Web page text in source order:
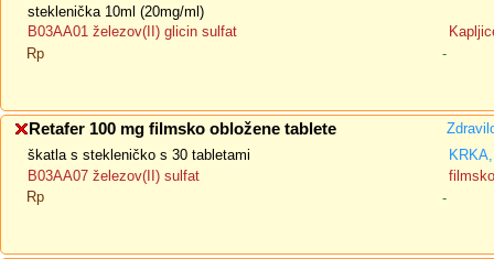
steklenička 10ml (20mg/ml)
B03AA01 železov(II) glicin sulfat
Rp
-
Retafer 100 mg filmsko obložene tablete
škatla s stekleničko s 30 tabletami
B03AA07 železov(II) sulfat
Rp
-